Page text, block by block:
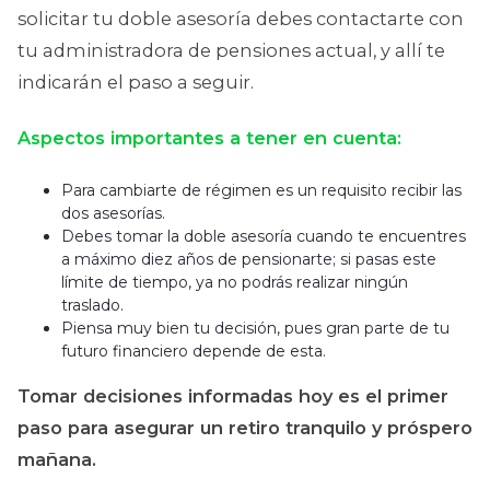
solicitar tu doble asesoría debes contactarte con
tu administradora de pensiones actual, y allí te
indicarán el paso a seguir.
Aspectos importantes a tener en cuenta:
Para cambiarte de régimen es un requisito recibir las
dos asesorías.
Debes tomar la doble asesoría cuando te encuentres
a máximo diez años de pensionarte; si pasas este
límite de tiempo, ya no podrás realizar ningún
traslado.
Piensa muy bien tu decisión, pues gran parte de tu
futuro financiero depende de esta.
Tomar decisiones informadas hoy es el primer
paso para asegurar un retiro tranquilo y próspero
mañana.